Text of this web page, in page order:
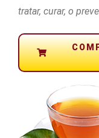
tratar, curar, o